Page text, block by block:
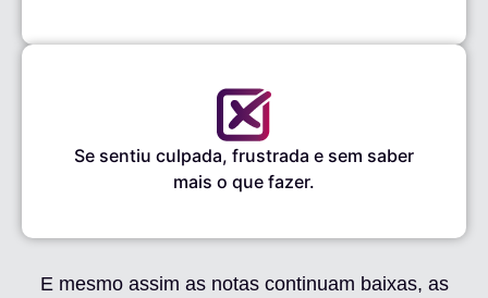
Se sentiu culpada, frustrada e sem saber
mais o que fazer.
E mesmo assim as notas continuam baixas, as